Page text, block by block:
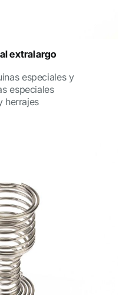
extralargo
especiales y
especiales
herrajes